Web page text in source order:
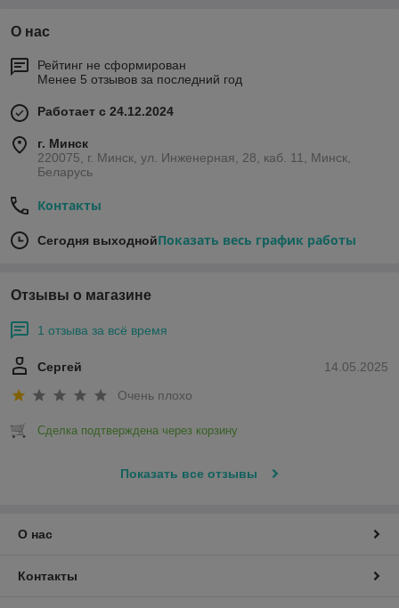
О нас
Рейтинг не сформирован
Менее 5 отзывов за последний год
Работает с 24.12.2024
г. Минск
220075, г. Минск, ул. Инженерная, 28, каб. 11, Минск,
Беларусь
Контакты
Сегодня выходнойПоказать весь график работы
Отзывы о магазине
1 отзыва за всё время
14.05.2025
Сергей
Очень плохо
Сделка подтверждена через корзину
Показать все отзывы
О нас
Контакты